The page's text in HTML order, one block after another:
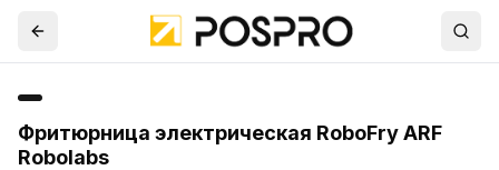
Фритюрница электрическая RoboFry ARF
Robolabs